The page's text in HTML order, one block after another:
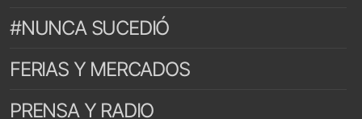
#NUNCA SUCEDIÓ
FERIAS Y MERCADOS
PRENSA Y RADIO